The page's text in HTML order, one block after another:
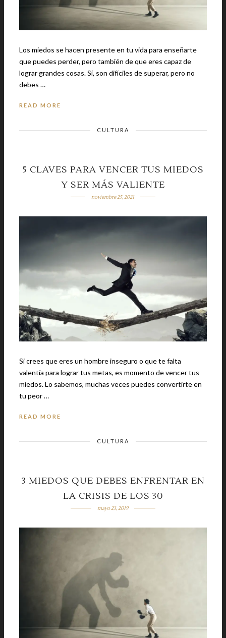
Los miedos se hacen presente en tu vida para enseñarte
que puedes perder, pero también de que eres capaz de
lograr grandes cosas. Sí, son difíciles de superar, pero no
debes …
READ MORE
CULTURA
5 CLAVES PARA VENCER TUS MIEDOS
Y SER MÁS VALIENTE
noviembre 25, 2021
Si crees que eres un hombre inseguro o que te falta
valentía para lograr tus metas, es momento de vencer tus
miedos. Lo sabemos, muchas veces puedes convertirte en
tu peor …
READ MORE
CULTURA
3 MIEDOS QUE DEBES ENFRENTAR EN
LA CRISIS DE LOS 30
mayo 23, 2019